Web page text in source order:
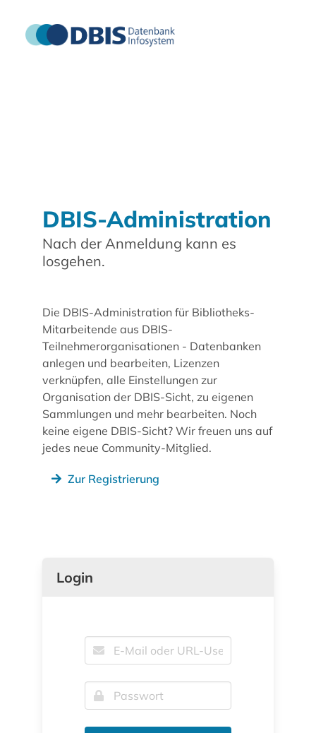
DBIS-Administration
Nach der Anmeldung kann es
losgehen.
Die DBIS-Administration für Bibliotheks-
Mitarbeitende aus DBIS-
Teilnehmerorganisationen - Datenbanken
anlegen und bearbeiten, Lizenzen
verknüpfen, alle Einstellungen zur
Organisation der DBIS-Sicht, zu eigenen
Sammlungen und mehr bearbeiten. Noch
keine eigene DBIS-Sicht? Wir freuen uns auf
jedes neue Community-Mitglied.
Zur Registrierung
Login